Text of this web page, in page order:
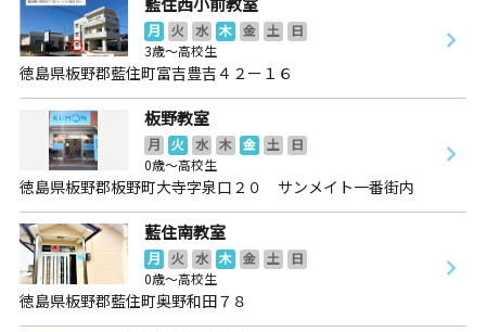
月 火 水 木 金 土
日
3歳～高校生
徳島県板野郡藍住町富吉豊吉４２ー１６
板野教室
月 火 水 木 金 土
日
0歳～高校生
徳島県板野郡板野町大寺字泉口２０ サンメイト一番街内
藍住南教室
月 火 水 木 金 土
日
0歳～高校生
徳島県板野郡藍住町奥野和田７８